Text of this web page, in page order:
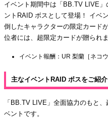
イベント期間中は「BB.TV LIVE
ントRAID ボスとして登場！ イベ
倒したキャラクターの限定カード
位者には、超限定カードが贈られま
イベント報酬：UR 梨蘭［ネコウ
主なイベントRAID ボスをご紹介
「BB.TV LIVE」全面協力のもと
ベントです。